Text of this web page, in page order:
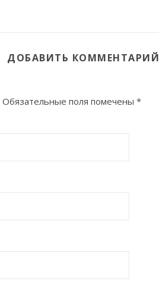
ДОБАВИТЬ КОММЕНТАРИЙ
Обязательные поля помечены *